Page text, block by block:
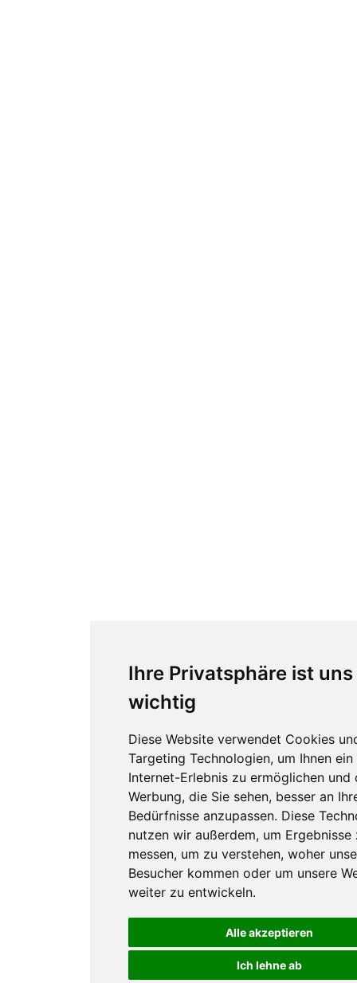
Ihre Privatsphäre ist uns
wichtig
Diese Website verwendet Cookies
Targeting Technologien, um Ihnen ein
Internet-Erlebnis zu ermöglichen und
Werbung, die Sie sehen, besser an
Bedürfnisse anzupassen. Diese
nutzen wir außerdem, um Ergebnisse
messen, um zu verstehen, woher
Besucher kommen oder um unsere
weiter zu entwickeln.
Alle akzeptieren
Ich lehne ab